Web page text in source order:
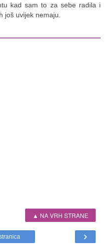
kad sam to za sebe radila i
još uvijek nemaju.
▲ NA VRH STRANE
›